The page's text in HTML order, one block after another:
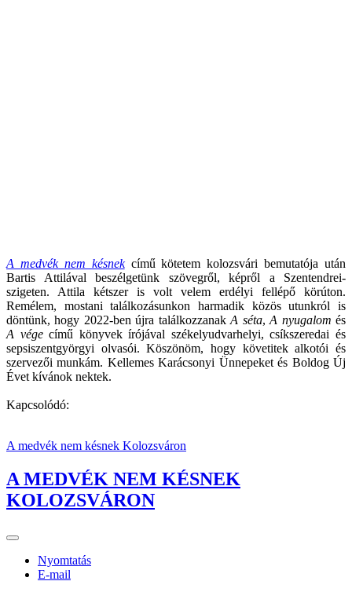
A medvék nem késnekcímű kötetem kolozsvári bemutatója után
Bartis Attilával beszélgetünk szövegről, képről a Szentendrei-
szigeten. Attila kétszer is volt velem erdélyi fellépő körúton.
Remélem, mostani találkozásunkon harmadik közös utunkról is
döntünk, hogy 2022-ben újra találkozzanakA séta,A nyugalom és
A végecímű könyvek írójával székelyudvarhelyi, csíkszeredai és
sepsiszentgyörgyi olvasói. Köszönöm, hogy követitek alkotói és
szervezői munkám. Kellemes Karácsonyi Ünnepeket és Boldog Új
Évet kívánok nektek.
Kapcsolódó:
A medvék nem késnek Kolozsváron
A MEDVÉK NEM KÉSNEK
KOLOZSVÁRON
Nyomtatás
E-mail